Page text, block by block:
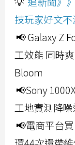
技玩家好文不
📢 Galaxy Z
工效能 同時
Bloom
📢Sony
工地實測降
📢電商平台